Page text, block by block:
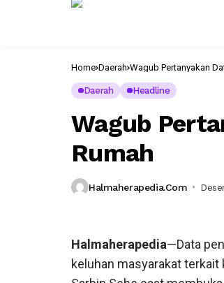
Home Daerah Wagub Pertanyakan
Daerah Headline
Wagub
Rumah
Halmaherapedia.com
Halmaherapedia—Data
keluhan masyarakat